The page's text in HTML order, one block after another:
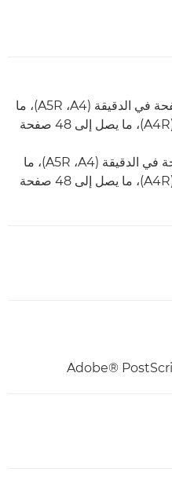
على وجه واحد: ما يصل إلى 95 صفحة في الدقيقة (A4‏، A5R)، ما
يصل إلى 69 صفحات في الدقيقة (A4R)، ما يصل إلى 48 صفحة
على الوجهين: ما يصل إلى 95 صفحة في الدقيقة (A4‏، A5R)، ما
يصل إلى 69 صفحات في الدقيقة (A4R)، ما يصل إلى 48 صفحة